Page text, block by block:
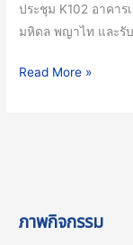
ประชุม K102 อาคา
มหิดล พญาไท และรั
รักษา
โรค’
Read More »
ภาพกิจกรรม